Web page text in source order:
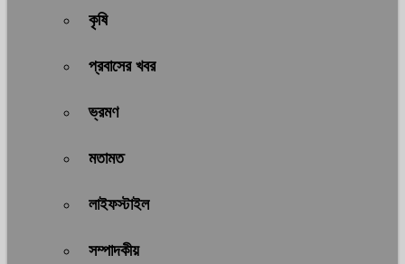
কৃষি
প্রবাসের খবর
ভ্রমণ
মতামত
লাইফস্টাইল
সম্পাদকীয়